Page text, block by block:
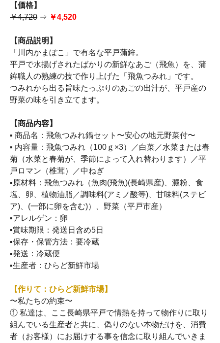
【価格】
￥4,720 ⇒ ￥4,520
【商品説明】
「川内かまぼこ」で有名な平戸蒲鉾。
平戸で水揚げされたばかりの新鮮なあご（飛魚）を、蒲
鉾職人の熟練の技で作り上げた「飛魚つみれ」です。
つみれから出る旨味たっぷりのあごの出汁が、平戸産の
野菜の味を引き立てます。
【商品内容】
▪ 商品名：飛魚つみれ鍋セット〜安心の地元野菜付〜
▪ 内容量：飛魚つみれ（100ｇ×3）／白菜／水菜または春
菊（水菜と春菊が、季節によって入れ替わります）／平
戸ロマン（椎茸）／中ねぎ
▪原材料：飛魚つみれ（魚肉(飛魚)(長崎県産)、澱粉、食
塩、卵、植物油脂／調味料(アミノ酸等)、甘味料(ステビ
ア)、(一部に卵を含む)）、野菜（平戸市産）
▪アレルゲン：卵
▪賞味期限：発送日含め5日
▪保存・保管方法：要冷蔵
▪発送：冷蔵便
▪生産者：ひらど新鮮市場
【作りて：ひらど新鮮市場】
〜私たちの約束〜
① 私達は、ここ長崎県平戸で情熱を持って物作りに取り
組んでいる生産者と共に、偽りのない本物だけを、消費
者（お客様）にお届けする事を信念に取り組んでいきま